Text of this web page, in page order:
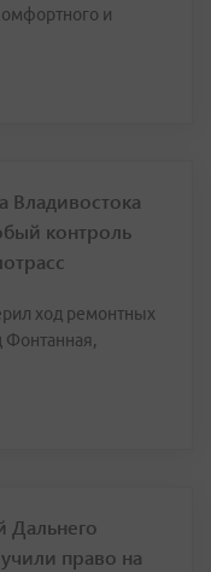
и
Владивостока
контроль
ход ремонтных
Фонтанная,
Дальнего
право на